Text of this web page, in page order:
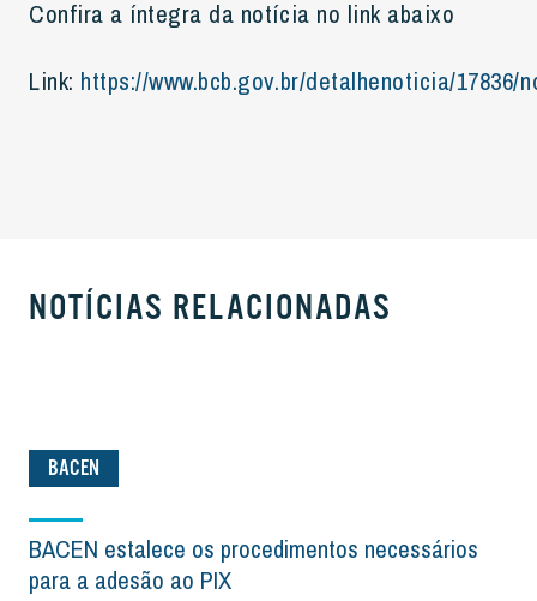
Confira a íntegra da notícia no link abaixo
Link: https://www.bcb.gov.br/detalhenoticia/17836/
NOTÍCIAS RELACIONADAS
BACEN
BACEN estalece os procedimentos necessários
para a adesão ao PIX